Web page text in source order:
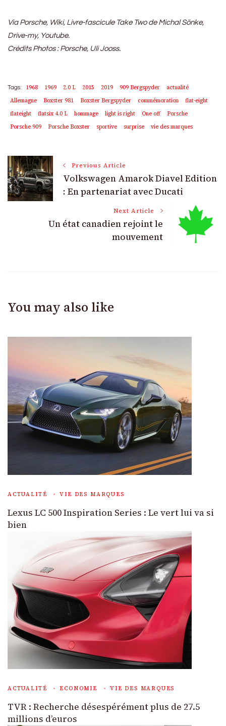
https://www.youtube.com/watch?v=Yjg_rE-By2E
Via Porsche, Wiki, Livre-fascicule Take Two de Michal Sönke,
Drive-my, Youtube.
Crédits Photos : Porsche, Uli Jooss.
Tags: 1968 1969 2.0 L 2015 2019 909 Bergspyder
actualité
Allemagne
Boxster 981 Boxster Bergspyder commémoration
flat-eight
flateight
flatsix 4.0 L hommage light is right One off
Porsche
Porsche 909
Porsche Boxster sportive surprise vie des marques
Post
Navigation
Previous Article
Volkswagen Amarok Diavel Edition
: En partenariat avec Ducati
Next Article
Un état canadien rejoint le
mouvement
You may also like
ACTUALITÉ VIE DES MARQUES
Lexus LC 500 Inspiration Series : Le vert lui va si
bien
ACTUALITÉ ECONOMIE VIE DES MARQUES
TVR : Recherche désespérément plus de 27.5
millions d’euros